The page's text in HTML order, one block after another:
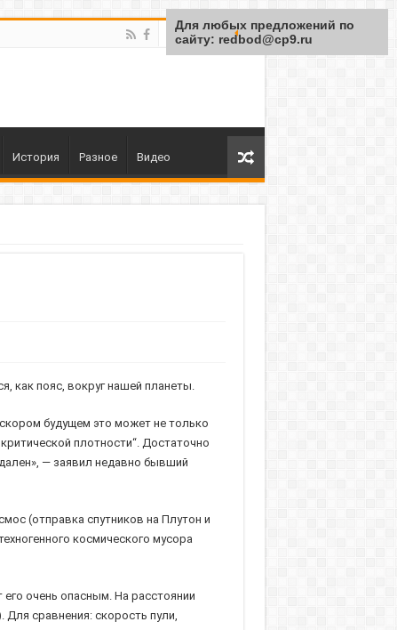
История Разное Видео
как пояс, вокруг нашей планеты.
будущем это может не только
плотности“. Достаточно
— заявил недавно бывший
(отправка спутников на Плутон и
космического мусора
очень опасным. На расстоянии
сравнения: скорость пули,
Для любых предложений по
сайту: redbod@cp9.ru